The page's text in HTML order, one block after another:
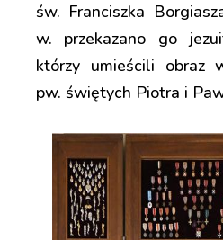
św. Franciszka
w. przekazano go
którzy umieścili obraz
pw. świętych Piotra i